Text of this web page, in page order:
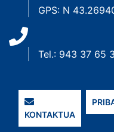
GPS: N
Tel.: 943 37 65
KONTAKTUA